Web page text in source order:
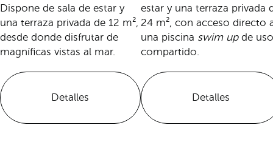
Dispone de sala de estar y
una terraza privada de 12 m²,
desde donde disfrutar de
magníficas vistas al mar.
Detalles
estar y una terraza privada
24 m², con acceso directo
una piscina swim upde uso
compartido.
Detalles